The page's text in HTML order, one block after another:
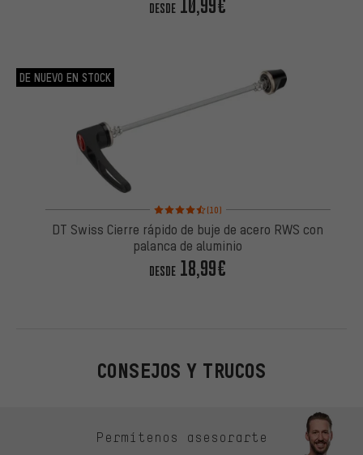
DESDE
DE NUEVO EN STOCK
Valoración media: 4,5 de 5 basada en 10 reseñas
(10)
DT Swiss Cierre rápido de buje de acero RWS con
palanca de aluminio
DESDE18,99€
CONSEJOS Y TRUCOS
Permítenos asesorarte